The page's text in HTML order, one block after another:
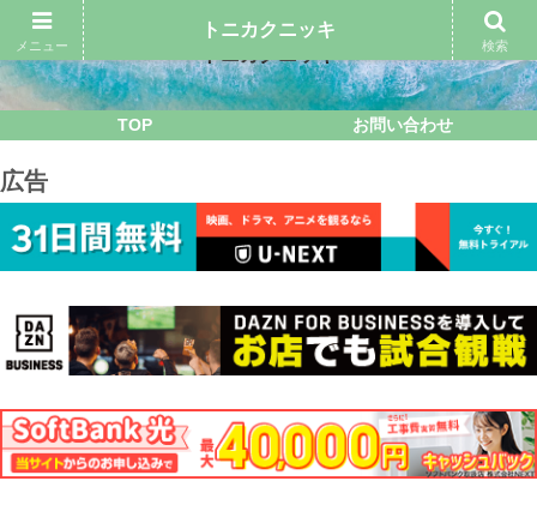
TOP お問い合わせ
広告
メニュー
トニカクニッキ
検索